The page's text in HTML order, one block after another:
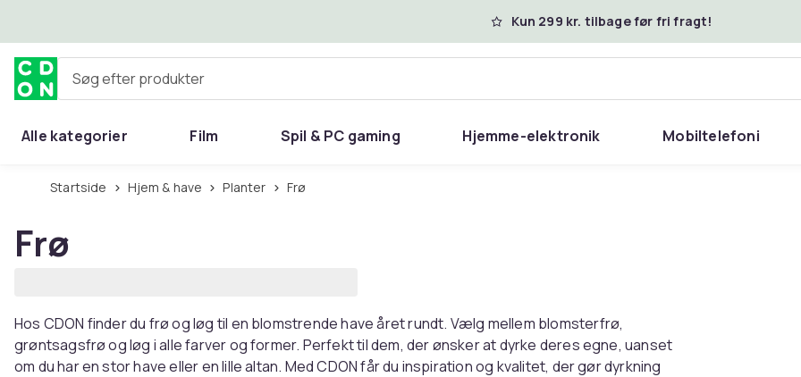
Kun 299 kr. tilbage før fri fragt!
Søg efter produkter
Alle kategorier Film Spil & PC gaming Hjemme-elektronik Mobiltelefoni
Hjem & have
Startside Hjem & have Planter Frø
Frø
Hos CDON finder du frø og løg til en blomstrende have året rundt. Vælg mellem blomsterfrø,
grøntsagsfrø og løg i alle farver og former. Perfekt til dem, der ønsker at dyrke deres egne, uanset
om du har en stor have eller en lille altan. Med CDON får du inspiration og kvalitet, der gør dyrkning